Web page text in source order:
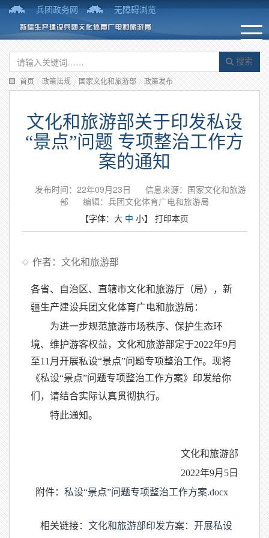
兵团政务网 无障碍浏览
搜索
首页 / 政策法规 / 国家文化和旅游部 / 政策发布
文化和旅游部关于印发私设
“景点”问题 专项整治工作方
案的通知
发布时间：22年09月23日
信息来源：国家文化和旅游
部
编辑：兵团文化体育广电和旅游局
【字体： 大 中 小】 打印本页
作者：文化和旅游部
各省、自治区、直辖市文化和旅游厅（局），新
疆生产建设兵团文化体育广电和旅游局：
为进一步规范旅游市场秩序、保护生态环
境、维护游客权益，文化和旅游部定于2022年9月
至11月开展私设“景点”问题专项整治工作。现将
《私设“景点”问题专项整治工作方案》印发给你
们，请结合实际认真贯彻执行。
特此通知。
文化和旅游部
2022年9月5日
附件： 私设“景点”问题专项整治工作方案.docx
相关链接： 文化和旅游部印发方案：开展私设